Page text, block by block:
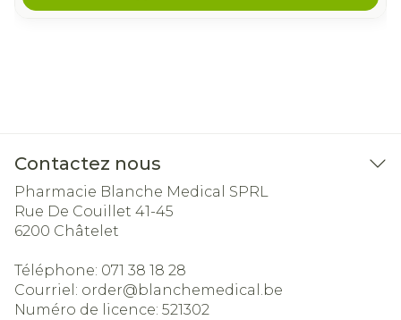
Contactez nous
Pharmacie Blanche Medical SPRL
Rue De Couillet 41-45
6200 Châtelet
Téléphone: 071 38 18 28
Courriel: order@blanchemedical.be
Numéro de licence: 521302